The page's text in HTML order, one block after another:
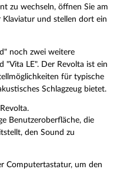
zu wechseln, öffnen Sie am
und stellen dort ein
noch zwei weitere
"Vita LE". Der Revolta ist ein
für typische
Schlagzeug bietet.
Benutzeroberfläche, die
den Sound zu
Computertastatur, um den